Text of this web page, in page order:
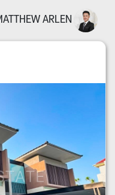
ARLEN